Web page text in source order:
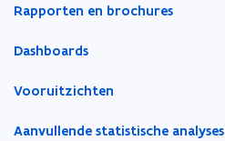
Rapporten en brochures
Dashboards
Vooruitzichten
Aanvullende statistische analyses